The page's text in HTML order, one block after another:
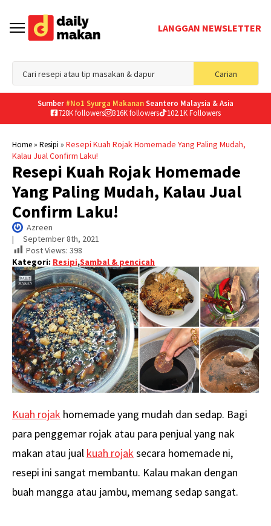
LANGGAN NEWSLETTER
Carian
for:
Sumber #No1 Syurga MakananSeantero Malaysia & Asia
728K followers
316K followers 102.1K Followers
Home» Resipi » Resepi Kuah Rojak Homemade Yang Paling Mudah,
Kalau Jual Confirm Laku!
Resepi Kuah Rojak Homemade
Yang Paling Mudah, Kalau Jual
Confirm Laku!
Azreen
| September 8th, 2021
Post Views: 398
Kategori: Resipi,Sambal & pencicah
Kuah rojak homemade yang mudah dan sedap. Bagi
para penggemar rojak atau para penjual yang nak
makan atau jual kuah rojak secara homemade ni,
resepi ini sangat membantu. Kalau makan dengan
buah mangga atau jambu, memang sedap sangat.